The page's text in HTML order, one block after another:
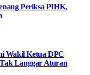
Periksa PIHK,
Wakil Ketua DPC
Langgar Aturan